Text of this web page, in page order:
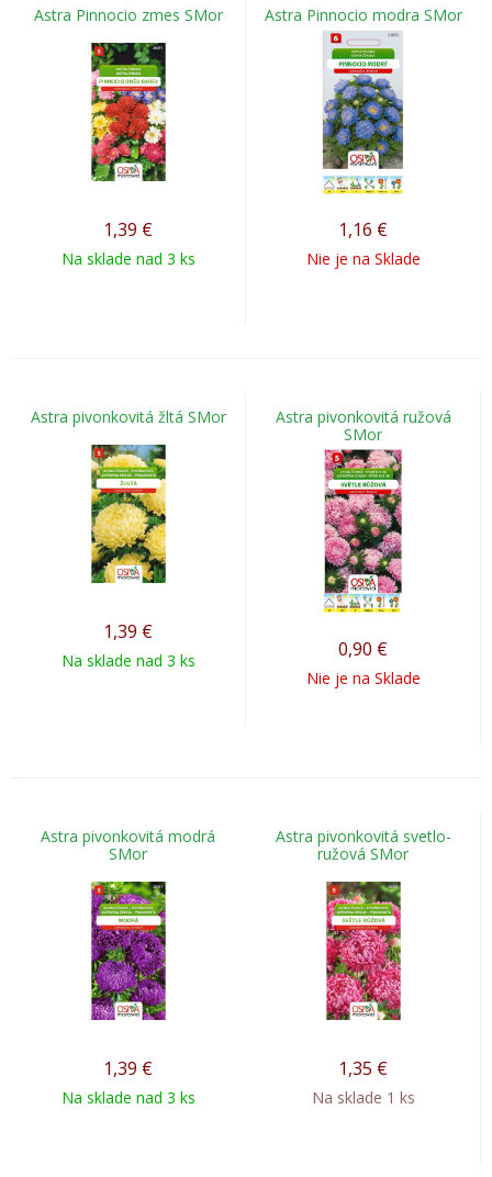
Astra Pinnocio zmes SMor
1,39 €
Na sklade nad 3 ks
Astra Pinnocio modra SMor
1,16 €
Nie je na Sklade
Astra pivonkovitá žltá SMor
1,39 €
Na sklade nad 3 ks
Astra pivonkovitá ružová
SMor
0,90 €
Nie je na Sklade
Astra pivonkovitá modrá
SMor
1,39 €
Na sklade nad 3 ks
Astra pivonkovitá svetlo-
ružová SMor
1,35 €
Na sklade 1 ks